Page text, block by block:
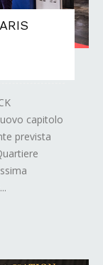
capitolo
prevista